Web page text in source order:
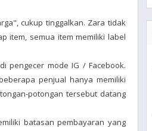
cukup tinggalkan. Zara tidak
item, semua item memiliki label
pengecer mode IG / Facebook.
penjual hanya memiliki
potongan tersebut datang
batasan pembayaran yang